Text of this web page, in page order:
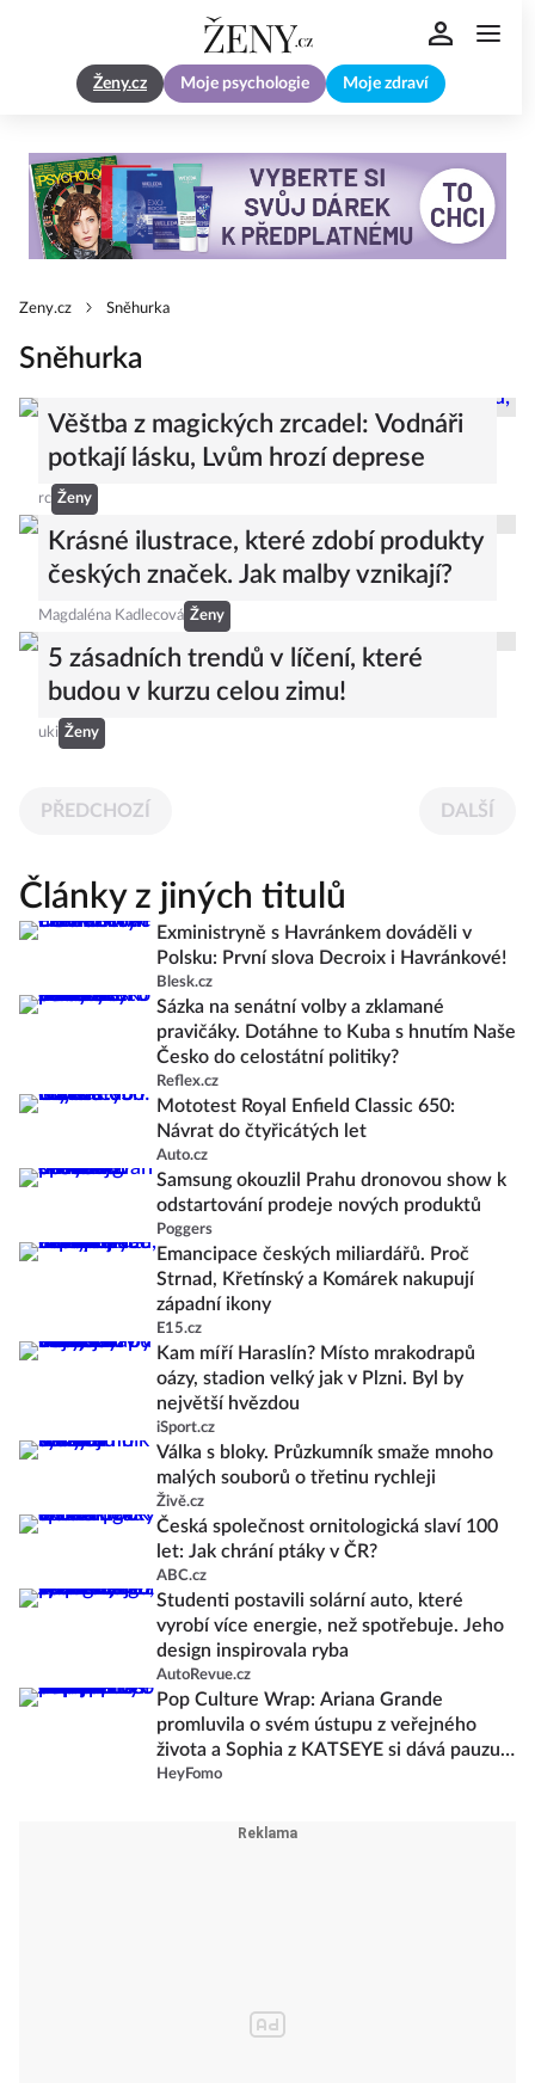
Ženy.cz Moje psychologie Moje zdraví
Zeny.cz Sněhurka
Sněhurka
Věštba z magických zrcadel: Vodnáři
potkají lásku, Lvům hrozí deprese
rc Ženy
Krásné ilustrace, které zdobí produkty
českých značek. Jak malby vznikají?
Magdaléna Kadlecová Ženy
5 zásadních trendů v líčení, které
budou v kurzu celou zimu!
uki Ženy
PŘEDCHOZÍ DALŠÍ
Články z jiných titulů
Exministryně s Havránkem dováděli v
Polsku: První slova Decroix i Havránkové!
Blesk.cz
Sázka na senátní volby a zklamané
pravičáky. Dotáhne to Kuba s hnutím Naše
Česko do celostátní politiky?
Reflex.cz
Mototest Royal Enfield Classic 650:
Návrat do čtyřicátých let
Auto.cz
Samsung okouzlil Prahu dronovou show k
odstartování prodeje nových produktů
Poggers
Emancipace českých miliardářů. Proč
Strnad, Křetínský a Komárek nakupují
západní ikony
E15.cz
Kam míří Haraslín? Místo mrakodrapů
oázy, stadion velký jak v Plzni. Byl by
největší hvězdou
iSport.cz
Válka s bloky. Průzkumník smaže mnoho
malých souborů o třetinu rychleji
Živě.cz
Česká společnost ornitologická slaví 100
let: Jak chrání ptáky v ČR?
ABC.cz
Studenti postavili solární auto, které
vyrobí více energie, než spotřebuje. Jeho
design inspirovala ryba
AutoRevue.cz
Pop Culture Wrap: Ariana Grande
promluvila o svém ústupu z veřejného
života a Sophia z KATSEYE si dává pauzu
od skupiny
HeyFomo